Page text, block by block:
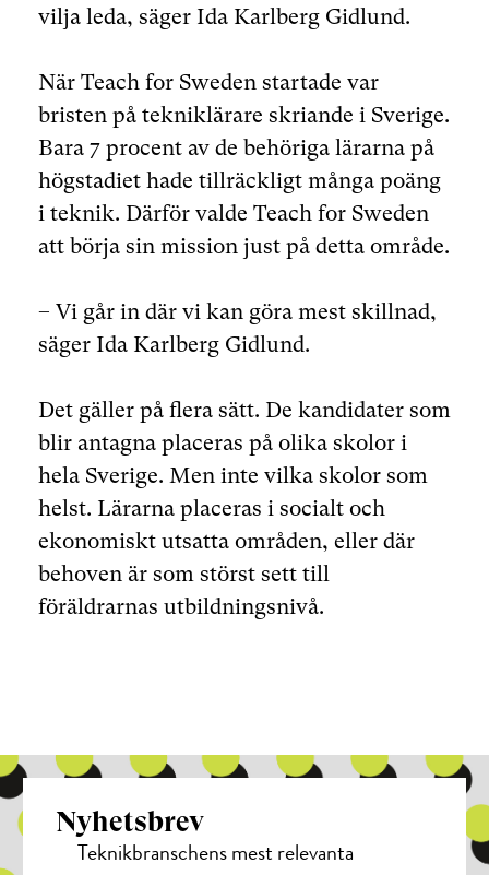
vilja leda, säger Ida Karlberg Gidlund.
När Teach for Sweden startade var
bristen på tekniklärare skriande i Sverige.
Bara 7 procent av de behöriga lärarna på
högstadiet hade tillräckligt många poäng
i teknik. Därför valde Teach for Sweden
att börja sin mission just på detta område.
– Vi går in där vi kan göra mest skillnad,
säger Ida Karlberg Gidlund.
Det gäller på flera sätt. De kandidater som
blir antagna placeras på olika skolor i
hela Sverige. Men inte vilka skolor som
helst. Lärarna placeras i socialt och
ekonomiskt utsatta områden, eller där
behoven är som störst sett till
föräldrarnas utbildningsnivå.
Nyhetsbrev
Teknikbranschens mest relevanta